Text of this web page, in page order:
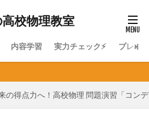
校物理教室
内容学習 実力チェック⚡ プレミ
の得点力へ！高校物理 問題演習「コン